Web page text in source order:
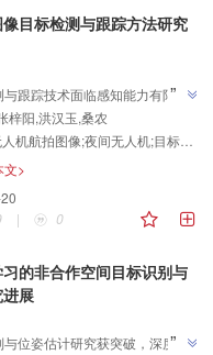
目标检测与跟踪方法研究
跟踪技术面临感知能力有限、
，"从夜间无人机航拍图像目标
夜间图像增强、域适应学习、多
模型等方法的研究进展"，构建
据集并开展性能评估，为该领
”
梓阳,洪汉玉,桑农
航拍图像;夜间无人机;目标跟踪;目标检测
文>
| 0
的非合作空间目标识别与
展
位姿估计研究获突破，深度学
”